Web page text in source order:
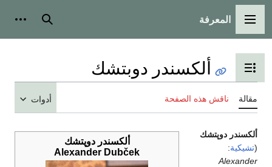
القائمة الرئيسية
المعرفة بحث
تبديل عرض جدول المحتويات
ألكسندر دوبتشك
مقالة ناقش هذه الصفحة أدوات
ألكسندر دوپتشك
Alexander Dubček
ألكسندر دوپتشك
(تشيكية:
Alexander